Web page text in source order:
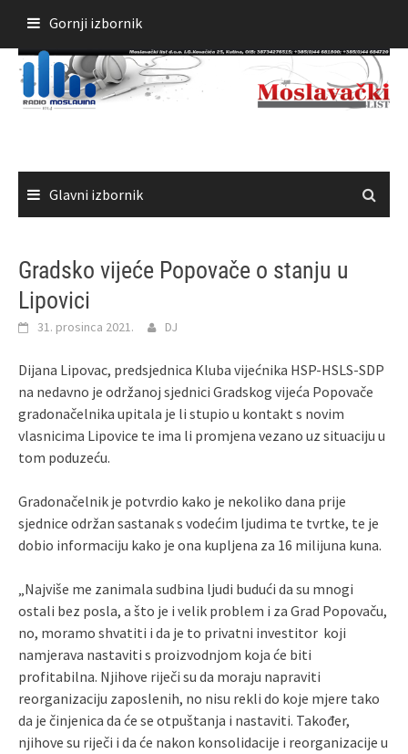
sadržaja
Gornji izbornik
Glavni izbornik
Gradsko vijeće Popovače o stanju u
Lipovici
31. prosinca 2021. DJ
Dijana Lipovac, predsjednica Kluba vijećnika HSP-HSLS-SDP
na nedavno je održanoj sjednici Gradskog vijeća Popovače
gradonačelnika upitala je li stupio u kontakt s novim
vlasnicima Lipovice te ima li promjena vezano uz situaciju u
tom poduzeću.
Gradonačelnik je potvrdio kako je nekoliko dana prije
sjednice održan sastanak s vodećim ljudima te tvrtke, te je
dobio informaciju kako je ona kupljena za 16 milijuna kuna.
„Najviše me zanimala sudbina ljudi budući da su mnogi
ostali bez posla, a što je i velik problem i za Grad Popovaču,
no, moramo shvatiti i da je to privatni investitor koji
namjerava nastaviti s proizvodnjom koja će biti
profitabilna. Njihove riječi su da moraju napraviti
reorganizaciju zaposlenih, no nisu rekli do koje mjere tako
da je činjenica da će se otpuštanja i nastaviti. Također,
njihove su riječi i da će nakon konsolidacije i reorganizacije u